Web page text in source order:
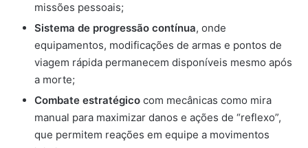
missões pessoais;
Sistema de progressão contínua, onde
equipamentos, modificações de armas e pontos de
viagem rápida permanecem disponíveis mesmo após
a morte;
Combate estratégico com mecânicas como mira
manual para maximizar danos e ações de “reflexo”,
que permitem reações em equipe a movimentos